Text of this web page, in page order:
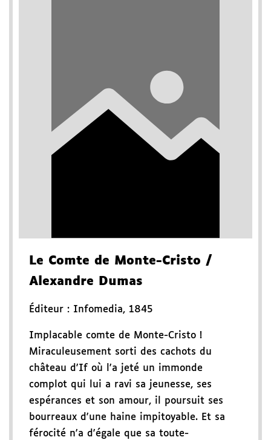
Le Comte de Monte-Cristo /
Alexandre Dumas
Éditeur : Infomedia, 1845
Implacable comte de Monte-Cristo !
Miraculeusement sorti des cachots du
château d'If où l'a jeté un immonde
complot qui lui a ravi sa jeunesse, ses
espérances et son amour, il poursuit ses
bourreaux d'une haine impitoyable. Et sa
férocité n'a d'égale que sa toute-